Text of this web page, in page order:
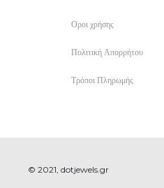
Οροι χρήσης
Πολιτική Απορρήτου
Τρόποι Πληρωμής
© 2021, dotjewels.gr